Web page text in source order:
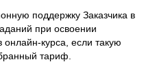
поддержку Заказчика в
при освоении
курса, если такую
тариф.